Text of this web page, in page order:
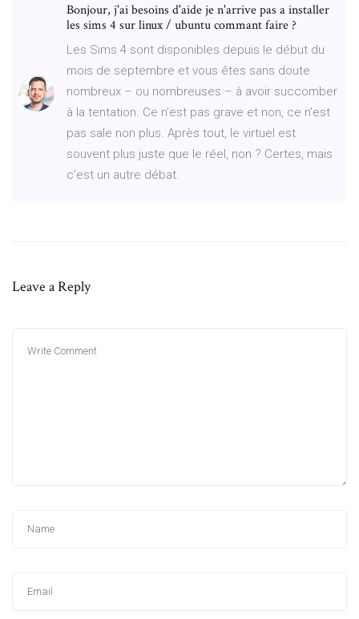
Bonjour, j'ai besoins d'aide je n'arrive pas a installer
les sims 4 sur linux / ubuntu commant faire ?
Les Sims 4 sont disponibles depuis le début du
mois de septembre et vous êtes sans doute
nombreux – ou nombreuses – à avoir succomber
à la tentation. Ce n’est pas grave et non, ce n’est
pas sale non plus. Après tout, le virtuel est
souvent plus juste que le réel, non ? Certes, mais
c’est un autre débat.
Leave a Reply